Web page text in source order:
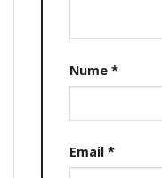
Nume *
Email *